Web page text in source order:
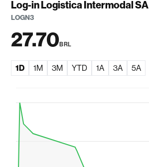
Log-in Logistica Intermodal SA
LOGN3
27.70BRL
1D 1M 3M YTD 1A 3A 5A